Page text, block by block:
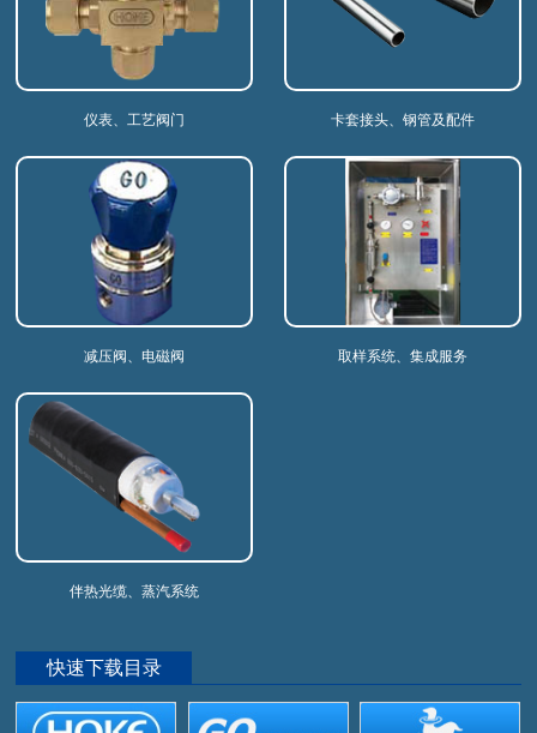
仪表、工艺阀门 卡套接头、钢管及配件
减压阀、电磁阀 取样系统、集成服务
伴热光缆、蒸汽系统
快速下载目录